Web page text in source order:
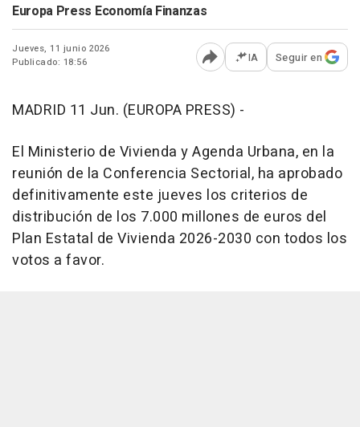
Europa Press Economía Finanzas
Jueves, 11 junio 2026
Publicado: 18:56
Abrir opciones para
IA Seguir en
MADRID 11 Jun. (EUROPA PRESS) -
El Ministerio de Vivienda y Agenda Urbana, en la
reunión de la Conferencia Sectorial, ha aprobado
definitivamente este jueves los criterios de
distribución de los 7.000 millones de euros del
Plan Estatal de Vivienda 2026-2030 con todos los
votos a favor.